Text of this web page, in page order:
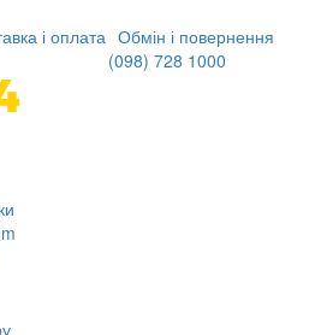
і оплата Обмін і повернення
(098) 728 1000